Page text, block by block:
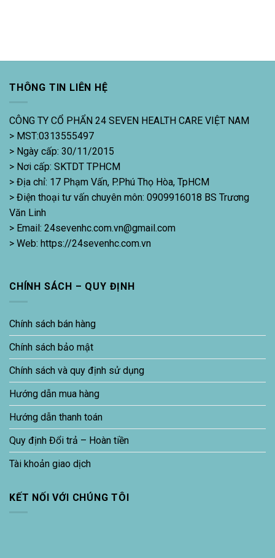
THÔNG TIN LIÊN HỆ
CÔNG TY CỔ PHẨN 24 SEVEN HEALTH CARE VIỆT NAM
> MST:0313555497
> Ngày cấp: 30/11/2015
> Nơi cấp: SKTDT TPHCM
> Địa chỉ: 17 Phạm Vấn, P.Phú Thọ Hòa, TpHCM
> Điện thoại tư vấn chuyên môn: 0909916018 BS Trương
Văn Linh
> Email: 24sevenhc.com.vn@gmail.com
> Web: https://24sevenhc.com.vn
CHÍNH SÁCH – QUY ĐỊNH
Chính sách bán hàng
Chính sách bảo mật
Chính sách và quy định sử dụng
Hướng dẫn mua hàng
Hướng dẫn thanh toán
Quy định Đổi trả – Hoàn tiền
Tài khoản giao dịch
KẾT NỐI VỚI CHÚNG TÔI